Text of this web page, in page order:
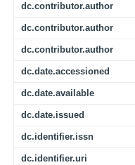
dc.contributor.author
dc.contributor.author
dc.contributor.author
dc.date.accessioned
dc.date.available
dc.date.issued
dc.identifier.issn
dc.identifier.uri